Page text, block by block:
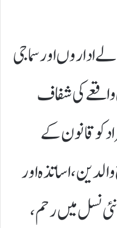
اداروں اور سماجی
کی شفاف
کو قانون کے
اساتذہ اور
نسل میں رحم،